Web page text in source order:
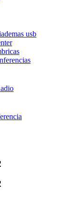
usb